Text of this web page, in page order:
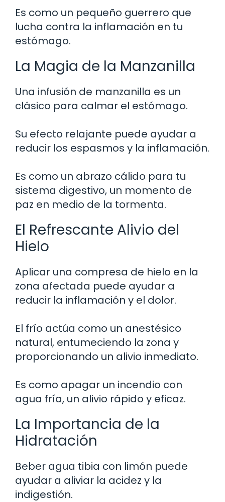
Es como un pequeño guerrero que
lucha contra la inflamación en tu
estómago.
La Magia de la Manzanilla
Una infusión de manzanilla es un
clásico para calmar el estómago.
Su efecto relajante puede ayudar a
reducir los espasmos y la inflamación.
Es como un abrazo cálido para tu
sistema digestivo, un momento de
paz en medio de la tormenta.
El Refrescante Alivio del
Hielo
Aplicar una compresa de hielo en la
zona afectada puede ayudar a
reducir la inflamación y el dolor.
El frío actúa como un anestésico
natural, entumeciendo la zona y
proporcionando un alivio inmediato.
Es como apagar un incendio con
agua fría, un alivio rápido y eficaz.
La Importancia de la
Hidratación
Beber agua tibia con limón puede
ayudar a aliviar la acidez y la
indigestión.